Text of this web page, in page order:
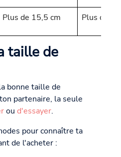
Plus de 15,5 cm Plus de
taille de
bonne taille de
partenaire, la seule
ou d'essayer.
pour connaître ta
de l'acheter :